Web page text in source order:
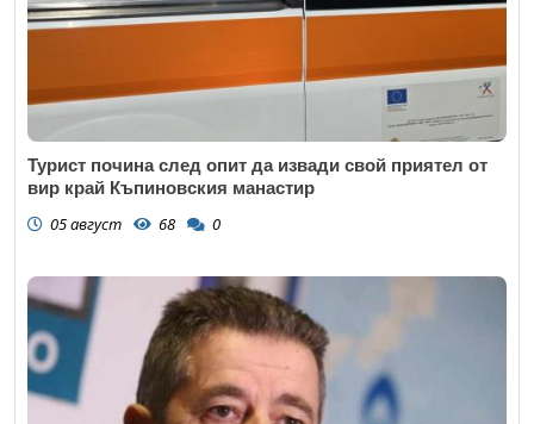
Турист почина след опит да извади свой приятел от
вир край Къпиновския манастир
05 август 68 0